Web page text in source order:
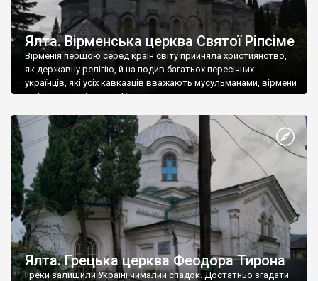
Ялта. Вірменська церква Святої Ріпсіме
Вірменія першою серед країн світу прийняла християнство,
як державну релігію, й на подив багатьох пересічних
українців, які усіх кавказців вважають мусульманами, вірмени
є відданими вірянами Христа
Ялта. Грецька церква Феодора Тирона
Греки залишили Україні чималий спадок. Достатньо згадати